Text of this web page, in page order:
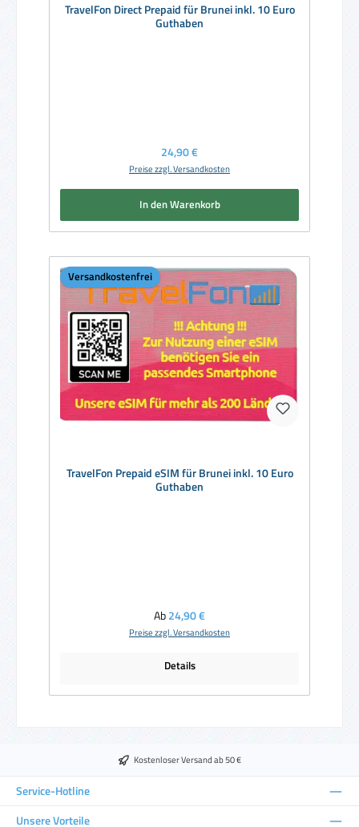
TravelFon Direct Prepaid für Brunei inkl. 10 Euro
Guthaben
Regulärer Preis:
24,90 €
Preise zzgl. Versandkosten
In den Warenkorb
Versandkostenfrei
TravelFon Prepaid eSIM für Brunei inkl. 10 Euro
Guthaben
Regulärer Preis:
Ab24,90 €
Preise zzgl. Versandkosten
Details
Kostenloser Versand ab 50 €
Service-Hotline
Unsere Vorteile